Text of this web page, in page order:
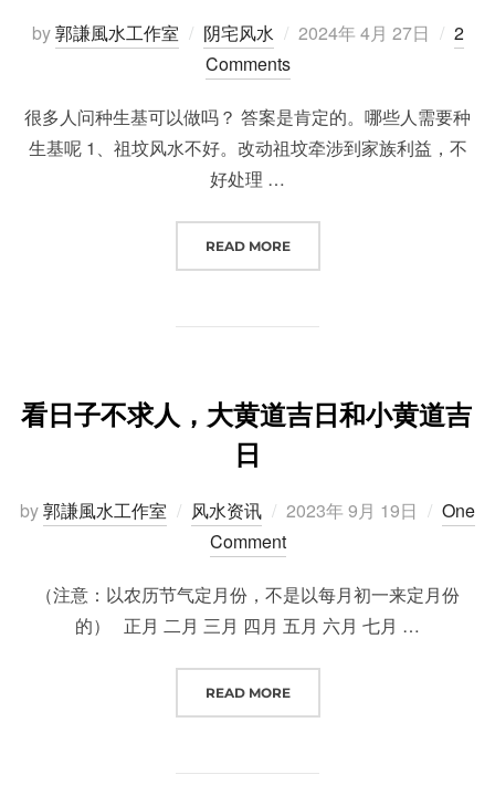
by郭謙風水工作室 阴宅风水
Posted
2024年 4月 27日
2
Comments
很多人问种生基可以做吗？ 答案是肯定的。哪些人需要种
生基呢 1、祖坟风水不好。改动祖坟牵涉到家族利益，不
好处理 …
READ MORE“哪里能找到种生基合适的师傅？
看日子不求人，大黄道吉日和小黄道吉
日
by郭謙風水工作室 风水资讯
Posted
on
2023年 9月 19日
One
Comment
（注意：以农历节气定月份，不是以每月初一来定月份
的） 正月 二月 三月 四月 五月 六月 七月 …
READ MORE“看日子不求人，大黄道吉日和小